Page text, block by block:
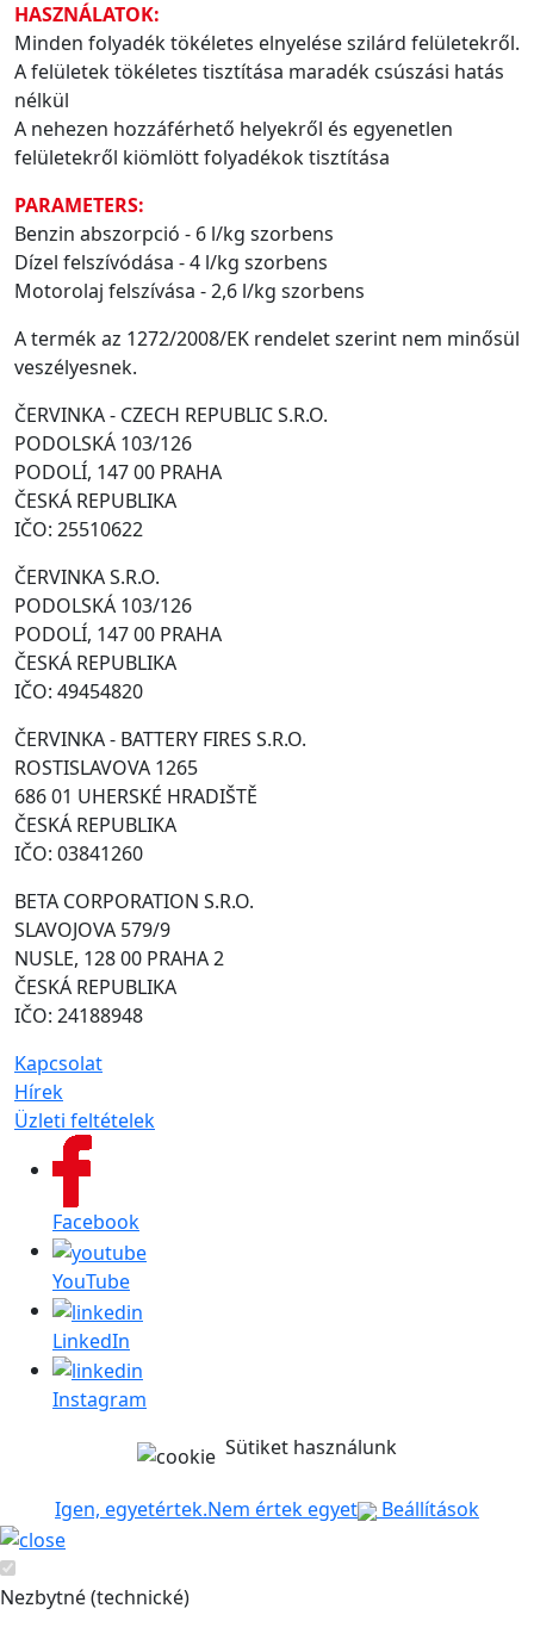
HASZNÁLATOK:
Minden folyadék tökéletes elnyelése szilárd felületekről.
A felületek tökéletes tisztítása maradék csúszási hatás
nélkül
A nehezen hozzáférhető helyekről és egyenetlen
felületekről kiömlött folyadékok tisztítása
PARAMETERS:
Benzin abszorpció - 6 l/kg szorbens
Dízel felszívódása - 4 l/kg szorbens
Motorolaj felszívása - 2,6 l/kg szorbens
A termék az 1272/2008/EK rendelet szerint nem minősül
veszélyesnek.
ČERVINKA - CZECH REPUBLIC S.R.O.
PODOLSKÁ 103/126
PODOLÍ, 147 00 PRAHA
ČESKÁ REPUBLIKA
IČO: 25510622
ČERVINKA S.R.O.
PODOLSKÁ 103/126
PODOLÍ, 147 00 PRAHA
ČESKÁ REPUBLIKA
IČO: 49454820
ČERVINKA - BATTERY FIRES S.R.O.
ROSTISLAVOVA 1265
686 01 UHERSKÉ HRADIŠTĚ
ČESKÁ REPUBLIKA
IČO: 03841260
BETA CORPORATION S.R.O.
SLAVOJOVA 579/9
NUSLE, 128 00 PRAHA 2
ČESKÁ REPUBLIKA
IČO: 24188948
Kapcsolat
Hírek
Üzleti feltételek
Facebook
YouTube
LinkedIn
Instagram
Sütiket használunk
Igen, egyetértek.Nem értek egyet Beállítások
Nezbytné (technické)